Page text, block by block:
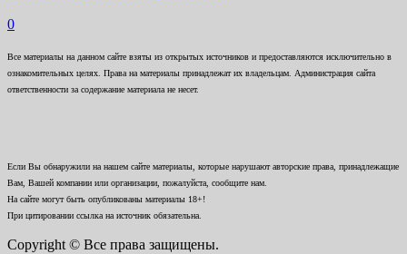
0
Все материалы на данном сайте взяты из открытых источников и предоставляются исключительно в
ознакомительных целях. Права на материалы принадлежат их владельцам. Администрация сайта
ответственности за содержание материала не несет.
Если Вы обнаружили на нашем сайте материалы, которые нарушают авторские права, принадлежащие
Вам, Вашей компании или организации, пожалуйста, сообщите нам.
На сайте могут быть опубликованы материалы 18+!
При цитировании ссылка на источник обязательна.
Copyright © Все права защищены.